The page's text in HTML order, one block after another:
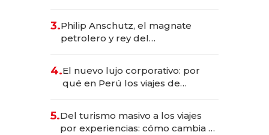
3.Philip Anschutz, el magnate
petrolero y rey del
Fénix
4.El nuevo lujo corporativo: por
qué en Perú los viajes de
transformadoras
5.Del turismo masivo a los viajes
por experiencias: cómo cambia el